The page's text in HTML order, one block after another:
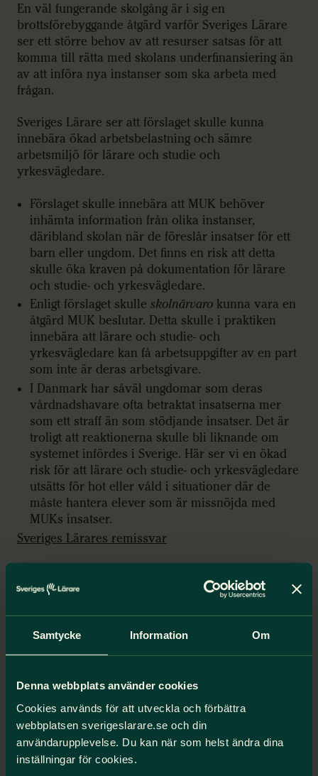
Samtycke Information Om
Denna webbplats använder cookies
Cookies används för att utveckla och förbättra
webbplatsen sverigeslarare.se och din
användarupplevelse. Du kan när som helst ändra dina
inställningar för cookies.
En väl fungerande skolgång är i sig en
brottsförebyggande åtgärd varför Sveriges Lärare
ser ett större behov av att resurser satsas för att
komma till rätta med skolans underfinansiering än
av att införa nya instanser som ska arbeta med
frågan.
Sveriges Lärare ser att förslaget skulle kunna
innebära ökad arbetsbelastning och sämre
arbetsmiljö för lärare och studie och
yrkesvägledare.
Förslaget skulle innebära att MUK behöver
inhämta information från olika instanser,
däribland skolan när de föreslår insatser för ett
barn eller ungdom. Det finns en risk att detta
skulle öka kraven på dokumentation för lärare
och studie- och yrkesvägledare.
Enligt förslaget skulle skolnärvaro kunna vara en
åtgärd MUK beslutar. Detta skulle i praktiken
innebära att lärare och studie- och
yrkesvägledare kan få arbetsuppgifter av en part
som inte är deras arbetsgivare.
I Danmark har såväl ungdomar som deras
vårdnadshavare ofta betraktat insatserna mer
som ett straff än som stödjande insatser. Det är
troligt att reaktionerna skulle bli liknande om
systemet infördes i Sverige. Här ser vi en ökad
risk för att lärare och studie- och yrkesvägledare
utsätts för hot eller våld i situationer där de
måste hantera elever som är missnöjda med
MUKs insatser.
Sveriges Lärares remissvar
Du kanske också är intresserad
av
Kriminalvårdens skolverksamhet
för barn och unga